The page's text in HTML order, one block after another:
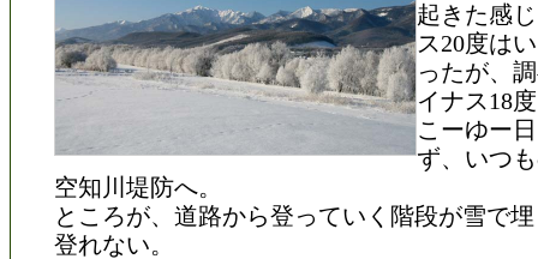
起きた感
ス20度は
ったが、
イナス18
こーゆー
ず、いつ
空知川堤防へ。
ところが、道路から登っていく階段が雪で
登れない。